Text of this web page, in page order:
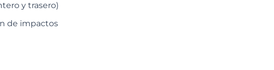
y trasero)
de impactos